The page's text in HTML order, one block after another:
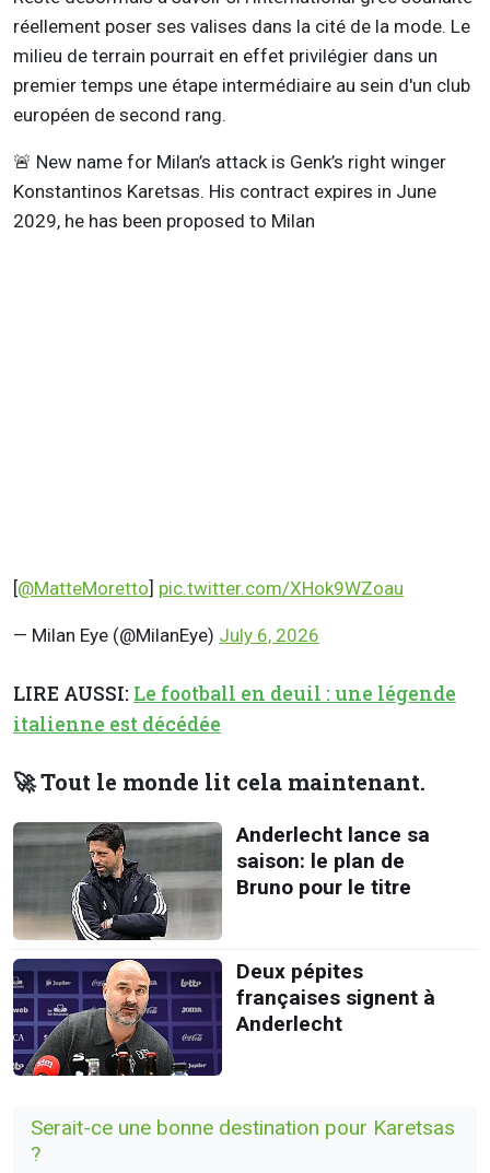
réellement poser ses valises dans la cité de la mode. Le
milieu de terrain pourrait en effet privilégier dans un
premier temps une étape intermédiaire au sein d'un club
européen de second rang.
🚨 New name for Milan’s attack is Genk’s right winger
Konstantinos Karetsas. His contract expires in June
2029, he has been proposed to Milan
[@MatteMoretto] pic.twitter.com/XHok9WZoau
— Milan Eye (@MilanEye) July 6, 2026
LIRE AUSSI: Le football en deuil : une légende
italienne est décédée
🚀 Tout le monde lit cela maintenant.
Anderlecht lance sa
saison: le plan de
Bruno pour le titre
Deux pépites
françaises signent à
Anderlecht
Serait-ce une bonne destination pour Karetsas
?